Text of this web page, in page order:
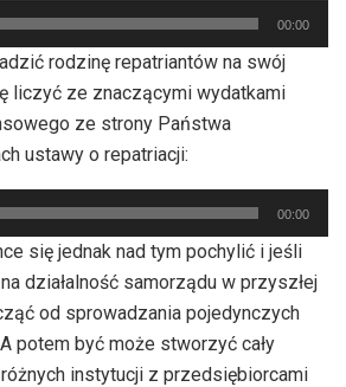
00:00
rodzinę repatriantów na swój
liczyć ze znaczącymi wydatkami
ze strony Państwa
ustawy o repatriacji:
00:00
się jednak nad tym pochylić i jeśli
działalność samorządu w przyszłej
od sprowadzania pojedynczych
potem być może stworzyć cały
instytucji z przedsiębiorcami